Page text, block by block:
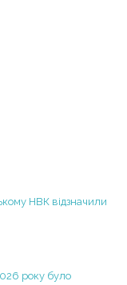
НВК відзначили
року було